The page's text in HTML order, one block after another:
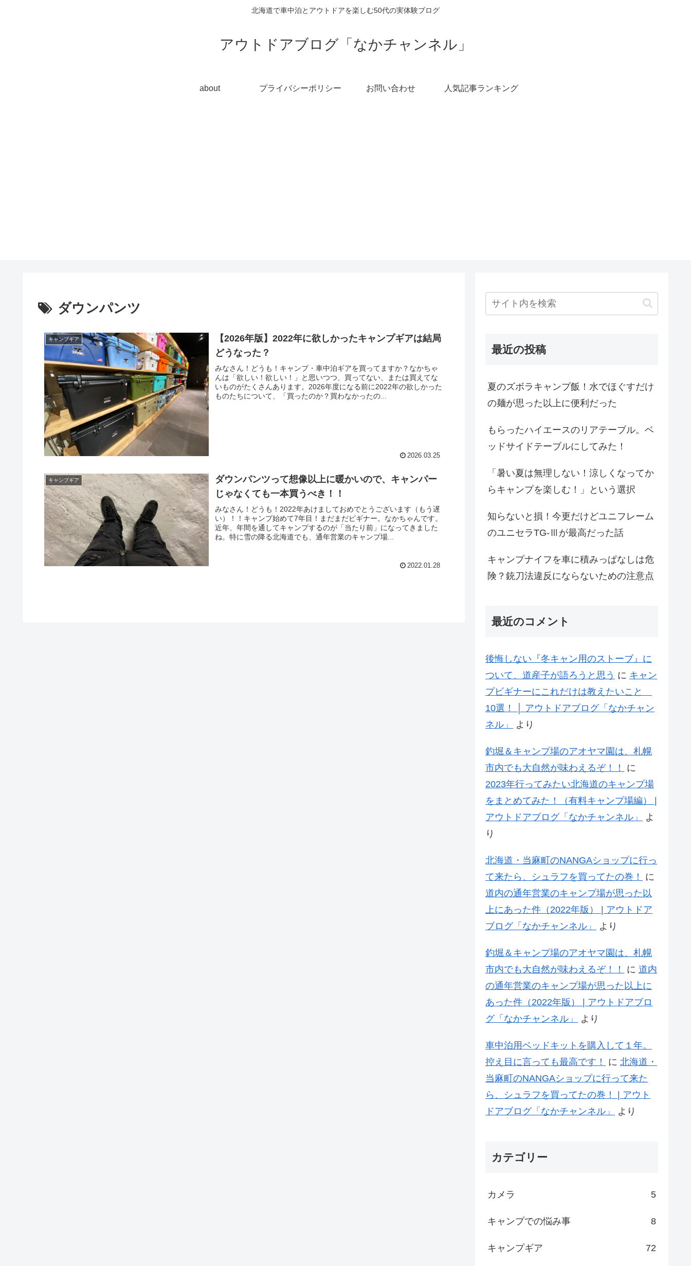
北海道で車中泊とアウトドアを楽しむ50代の実体験ブログ
アウトドアブログ「なかチャンネル」
about プライバシーポリシー お問い合わせ 人気記事ランキング
ダウンパンツ
キャンプギア
【2026年版】2022年に欲しかったキャンプギアは結局
どうなった？
みなさん！どうも！キャンプ・車中泊ギアを買ってますか？なかちゃ
んは「欲しい！欲しい！」と思いつつ、買ってない、または買えてな
いものがたくさんあります。2026年度になる前に2022年の欲しかった
ものたちについて、「買ったのか？買わなかったの...
2026.03.25
キャンプギア
ダウンパンツって想像以上に暖かいので、キャンパー
じゃなくても一本買うべき！！
みなさん！どうも！2022年あけましておめでとうございます（もう遅
い）！！キャンプ始めて7年目！まだまだビギナー。なかちゃんです。
近年、年間を通してキャンプするのが「当たり前」になってきました
ね。特に雪の降る北海道でも、通年営業のキャンプ場...
2022.01.28
最近の投稿
夏のズボラキャンプ飯！水でほぐすだけ
の麺が思った以上に便利だった
もらったハイエースのリアテーブル。ベ
ッドサイドテーブルにしてみた！
「暑い夏は無理しない！涼しくなってか
らキャンプを楽しむ！」という選択
知らないと損！今更だけどユニフレーム
のユニセラTG-Ⅲが最高だった話
キャンプナイフを車に積みっぱなしは危
険？銃刀法違反にならないための注意点
最近のコメント
後悔しない『冬キャン用のストーブ』に
ついて、道産子が語ろうと思う に キャン
プビギナーにこれだけは教えたいこと
10選！ │ アウトドアブログ「なかチャン
ネル」
より
釣堀＆キャンプ場のアオヤマ園は、札幌
市内でも大自然が味わえるぞ！！
に
2023年行ってみたい北海道のキャンプ場
をまとめてみた！（有料キャンプ場編） |
アウトドアブログ「なかチャンネル」
よ
り
北海道・当麻町のNANGAショップに行っ
て来たら、シュラフを買ってたの巻！
に
道内の通年営業のキャンプ場が思った以
上にあった件（2022年版） | アウトドア
ブログ「なかチャンネル」
より
釣堀＆キャンプ場のアオヤマ園は、札幌
市内でも大自然が味わえるぞ！！
に 道内
の通年営業のキャンプ場が思った以上に
あった件（2022年版） | アウトドアブロ
グ「なかチャンネル」
より
車中泊用ベッドキットを購入して１年。
控え目に言っても最高です！
に 北海道・
当麻町のNANGAショップに行って来た
ら、シュラフを買ってたの巻！ | アウト
ドアブログ「なかチャンネル」
より
カテゴリー
カメラ 5
キャンプでの悩み事 8
キャンプギア 72